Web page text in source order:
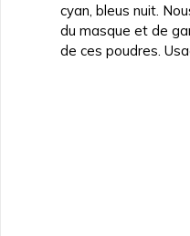
cyan, bleus nuit.
du masque et de
de ces poudres.